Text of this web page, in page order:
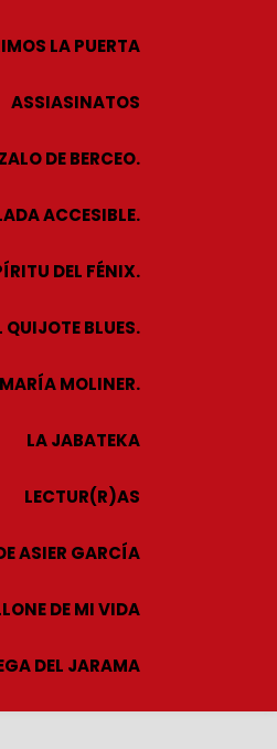
LA PUERTA
ASSIASINATOS
DE BERCEO.
ACCESIBLE.
DEL FÉNIX.
QUIJOTE BLUES.
MOLINER.
LA JABATEKA
LECTUR(R)AS
ASIER GARCÍA
DE MI VIDA
DEL JARAMA